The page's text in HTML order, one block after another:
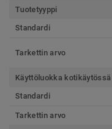
Tuotetyyppi
Standardi
Tarkettin arvo
Käyttöluokka kotikäytössä
Standardi
Tarkettin arvo